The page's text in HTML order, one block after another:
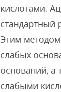
кислотами.
стандартный
Этим
слабых
оснований, а
слабыми